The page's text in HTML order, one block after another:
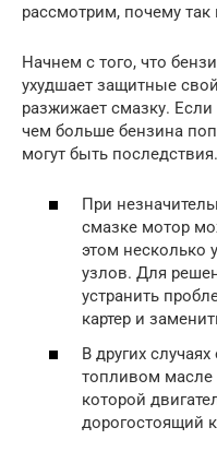
рассмотрим, почему так
Начнем с того, что
ухудшает защитные
разжижает смазку.
чем больше бензина
могут быть последствия.
При
смазке мотор
этом несколько
узлов. Для
устранить
картер и
В других
топливом масле
которой
дорогостоящий